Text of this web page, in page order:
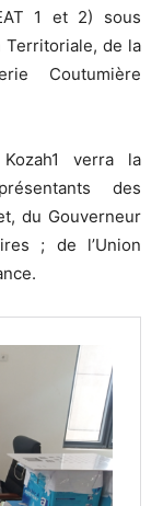
1 et 2) sous
Territoriale, de la
Coutumière
verra la
des
du Gouverneur
; de l’Union